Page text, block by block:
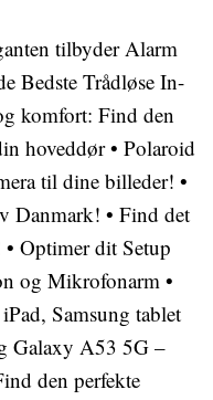
tilbyder Alarm
Bedste Trådløse In-
komfort: Find den
hoveddør• Polaroid
til dine billeder! •
Danmark! • Find det
• Optimer dit Setup
og Mikrofonarm •
Samsung tablet
Galaxy A53 5G –
den perfekte